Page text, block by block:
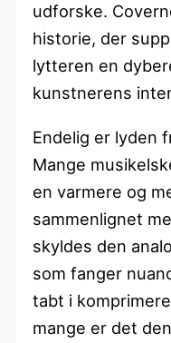
udforske.
historie, der
lytteren en
kunstnerens
Endelig er lyden
Mange
en varmere og
sammenlignet
skyldes den
som fanger
tabt i
mange er det